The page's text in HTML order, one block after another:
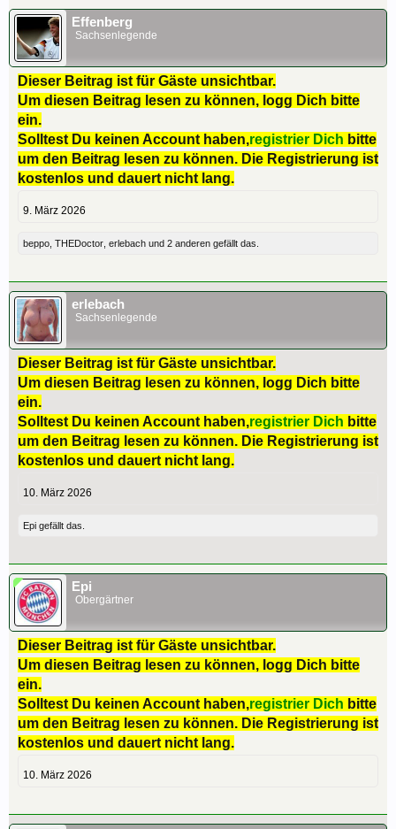
Effenberg
Sachsenlegende
Dieser Beitrag ist für Gäste unsichtbar.
Um diesen Beitrag lesen zu können, logg Dich bitte
ein.
Solltest Du keinen Account haben,registrier Dich bitte
um den Beitrag lesen zu können. Die Registrierung ist
kostenlos und dauert nicht lang.
9. März 2026
beppo THEDoctor erlebach und 2 anderen gefällt das.
erlebach
Sachsenlegende
Dieser Beitrag ist für Gäste unsichtbar.
Um diesen Beitrag lesen zu können, logg Dich bitte
ein.
Solltest Du keinen Account haben,registrier Dich bitte
um den Beitrag lesen zu können. Die Registrierung ist
kostenlos und dauert nicht lang.
10. März 2026
Epi gefällt das.
Epi
Obergärtner
Dieser Beitrag ist für Gäste unsichtbar.
Um diesen Beitrag lesen zu können, logg Dich bitte
ein.
Solltest Du keinen Account haben,registrier Dich bitte
um den Beitrag lesen zu können. Die Registrierung ist
kostenlos und dauert nicht lang.
10. März 2026